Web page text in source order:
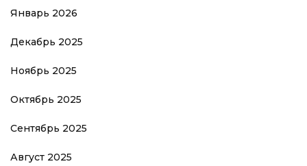
Январь 2026
Декабрь 2025
Ноябрь 2025
Октябрь 2025
Сентябрь 2025
Август 2025